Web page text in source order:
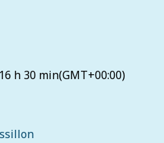
16 h 30 min(GMT+00:00)